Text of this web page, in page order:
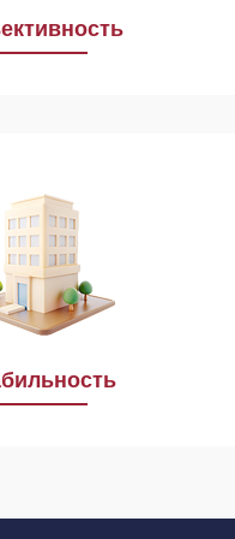
к себе
всегда
на непрерывное
функционирование
Учреждения.